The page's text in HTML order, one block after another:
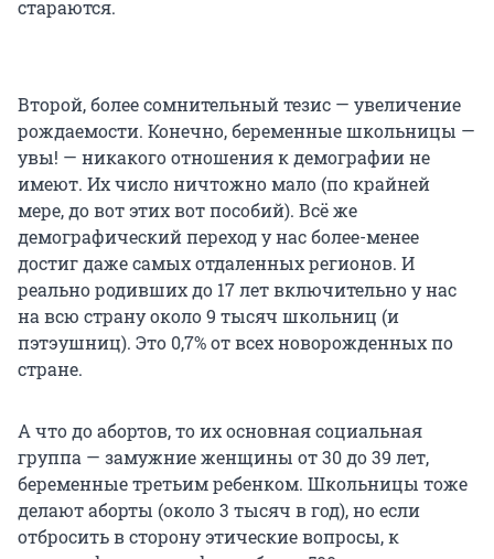
стараются.
Второй, более сомнительный тезис — увеличение
рождаемости. Конечно, беременные школьницы —
увы! — никакого отношения к демографии не
имеют. Их число ничтожно мало (по крайней
мере, до вот этих вот пособий). Всё же
демографический переход у нас более-менее
достиг даже самых отдаленных регионов. И
реально родивших до 17 лет включительно у нас
на всю страну около 9 тысяч школьниц (и
пэтэушниц). Это 0,7% от всех новорожденных по
стране.
А что до абортов, то их основная социальная
группа — замужние женщины от 30 до 39 лет,
беременные третьим ребенком. Школьницы тоже
делают аборты (около 3 тысяч в год), но если
отбросить в сторону этические вопросы, к